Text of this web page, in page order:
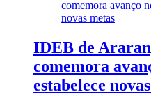
IDEB de
comemora
estabelece